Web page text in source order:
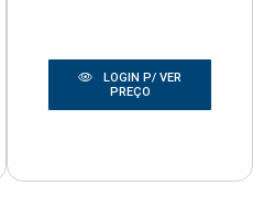
LOGIN P/ VER
PREÇO